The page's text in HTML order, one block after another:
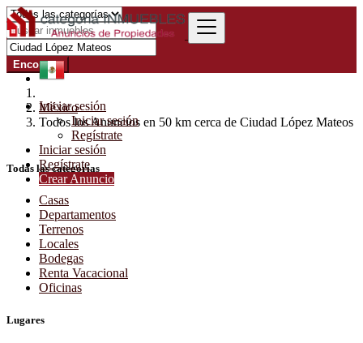
Iniciar sesión
Iniciar sesión
Regístrate
Iniciar sesión
Regístrate
Crear Anuncio
Encontrar
México
Todos los Anuncios en 50 km cerca de Ciudad López Mateos
Todas las categorías
Casas
Departamentos
Terrenos
Locales
Bodegas
Renta Vacacional
Oficinas
Lugares